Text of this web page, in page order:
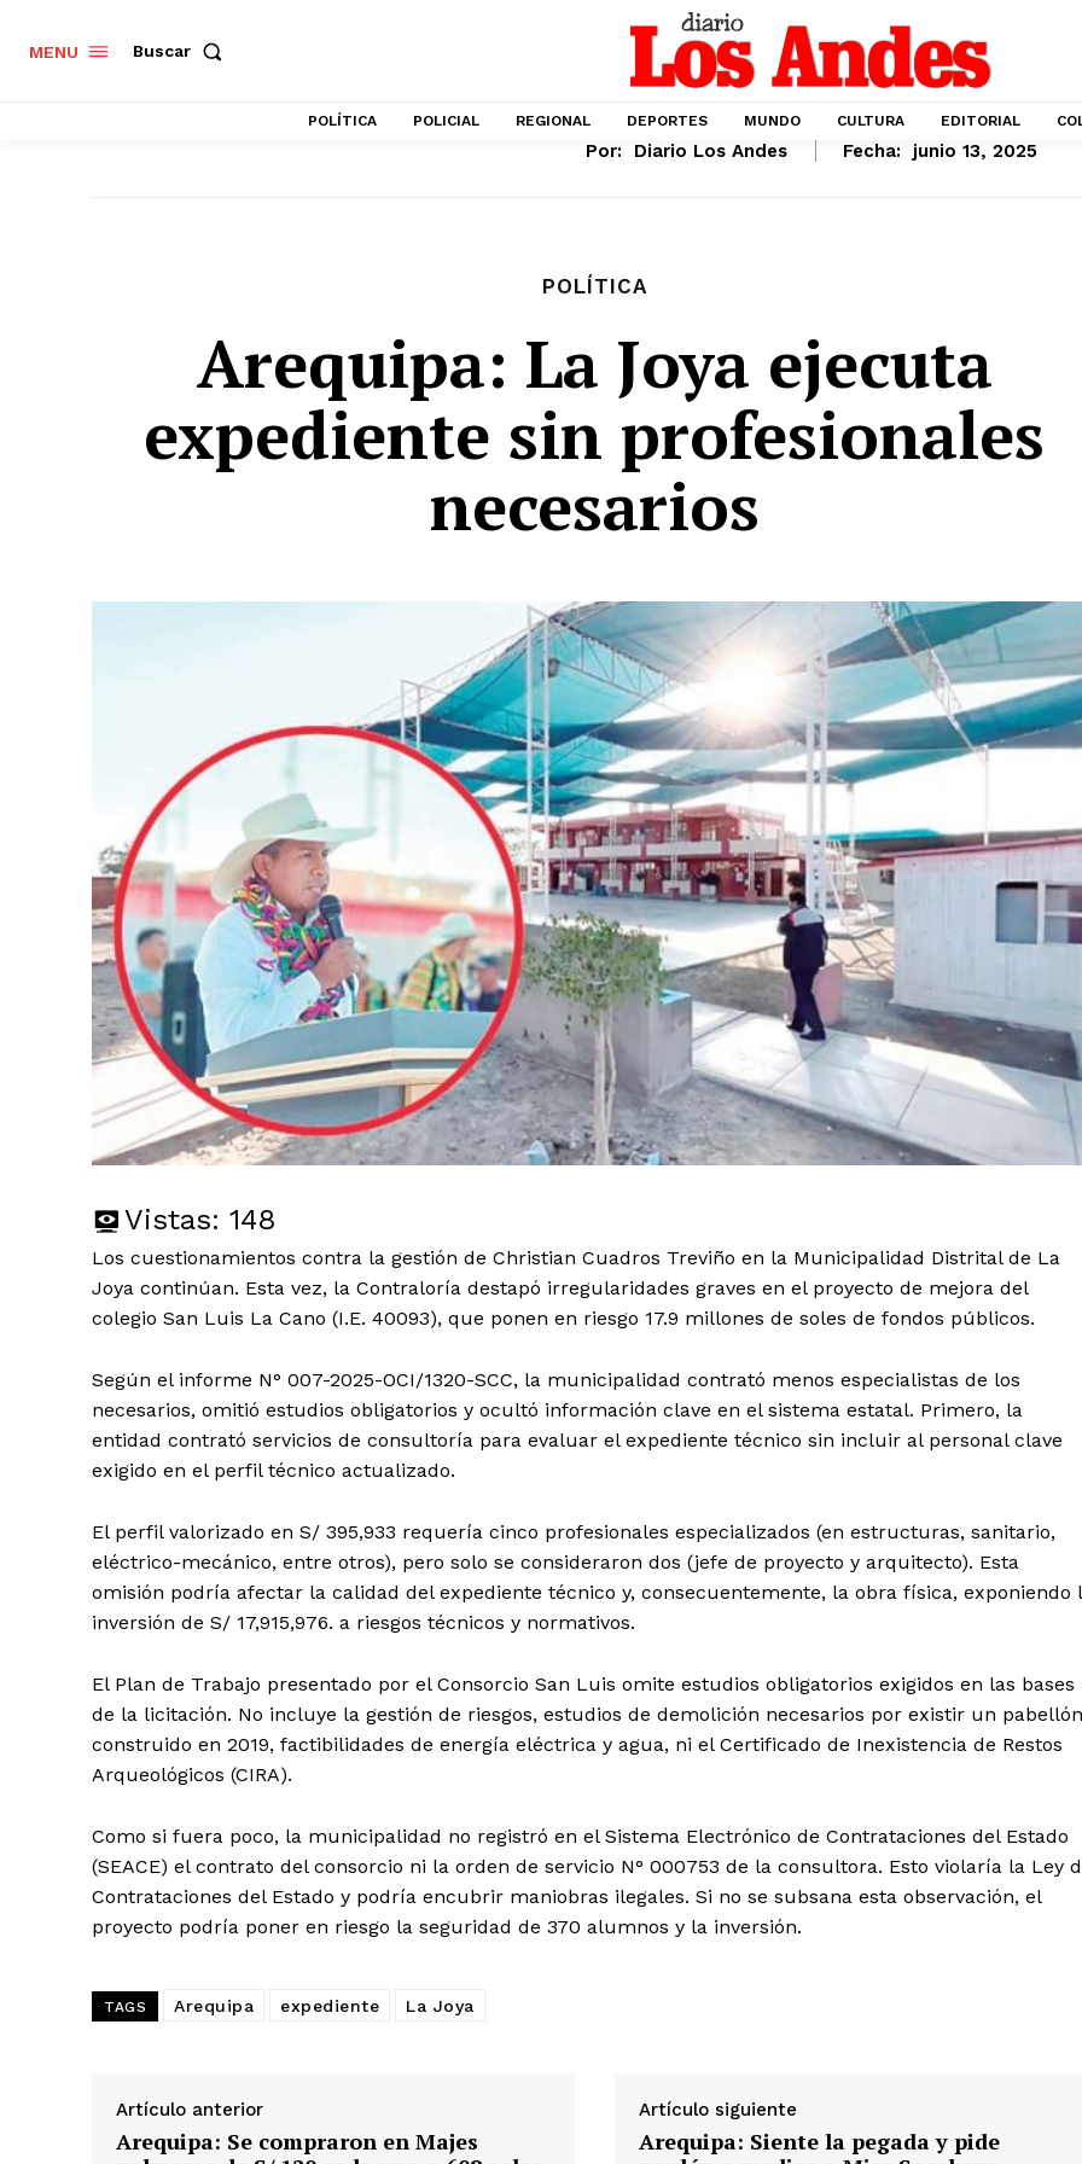
Diario los Andes
Nosotros
MENU Buscar
POLÍTICA POLICIAL REGIONAL DEPORTES MUNDO CULTURA EDITORIAL
Por: Diario Los Andes Fecha: junio 13, 2025
POLÍTICA
Arequipa: La Joya ejecuta
expediente sin profesionales
necesarios
Vistas: 148
Los cuestionamientos contra la gestión de Christian Cuadros Treviño en la Municipalidad Distrital de La
Joya continúan. Esta vez, la Contraloría destapó irregularidades graves en el proyecto de mejora del
colegio San Luis La Cano (I.E. 40093), que ponen en riesgo 17.9 millones de soles de fondos públicos.
Según el informe N° 007-2025-OCI/1320-SCC, la municipalidad contrató menos especialistas de los
necesarios, omitió estudios obligatorios y ocultó información clave en el sistema estatal. Primero, la
entidad contrató servicios de consultoría para evaluar el expediente técnico sin incluir al personal clave
exigido en el perfil técnico actualizado.
El perfil valorizado en S/ 395,933 requería cinco profesionales especializados (en estructuras, sanitario,
eléctrico-mecánico, entre otros), pero solo se consideraron dos (jefe de proyecto y arquitecto). Esta
omisión podría afectar la calidad del expediente técnico y, consecuentemente, la obra física, exponiendo
inversión de S/ 17,915,976. a riesgos técnicos y normativos.
El Plan de Trabajo presentado por el Consorcio San Luis omite estudios obligatorios exigidos en las bases
de la licitación. No incluye la gestión de riesgos, estudios de demolición necesarios por existir un pabellón
construido en 2019, factibilidades de energía eléctrica y agua, ni el Certificado de Inexistencia de Restos
Arqueológicos (CIRA).
Como si fuera poco, la municipalidad no registró en el Sistema Electrónico de Contrataciones del Estado
(SEACE) el contrato del consorcio ni la orden de servicio N° 000753 de la consultora. Esto violaría la Ley
Contrataciones del Estado y podría encubrir maniobras ilegales. Si no se subsana esta observación, el
proyecto podría poner en riesgo la seguridad de 370 alumnos y la inversión.
TAGS Arequipa expediente La Joya
Artículo anterior
Arequipa: Se compraron en Majes
Artículo siguiente
Arequipa: Siente la pegada y pide